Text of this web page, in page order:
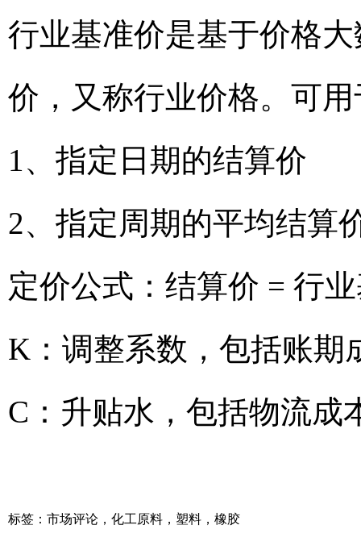
行业基准价是基于价格
价，又称行业价格。可
1、指定日期的结算价
2、指定周期的平均结算
定价公式：结算价 = 行
K：调整系数，包括账期
C：升贴水，包括物流成
标签： 市场评论 ， 化工原料 ， 塑料 ， 橡胶